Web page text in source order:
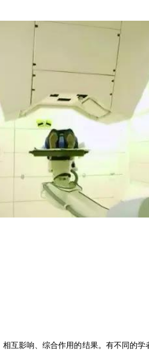
互影响、综合作用的结果。有不同的